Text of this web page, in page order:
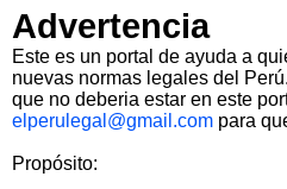
Advertencia
Este es un portal de ayuda a
nuevas normas legales del
que no deberia estar en este
elperulegal@gmail.com para
Propósito: